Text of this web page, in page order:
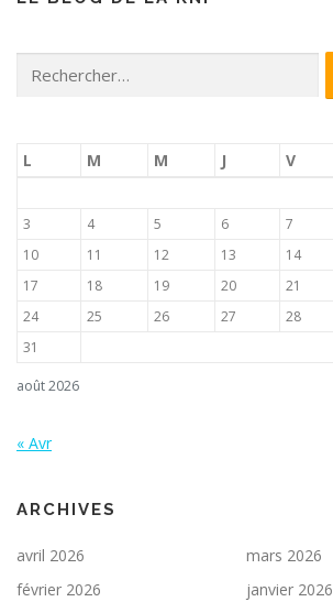
t
e
r
c
e
août 2026
L M M J V
3
4 5 6 7
10
11 12 13 14
17
18 19 20 21
24
25 26 27 28
31
« Avr
ARCHIVES
avril 2026
mars 2026
février 2026
janvier 2026